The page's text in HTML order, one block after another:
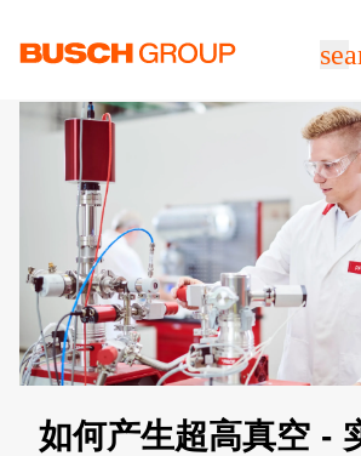
如何产生超高真空 -